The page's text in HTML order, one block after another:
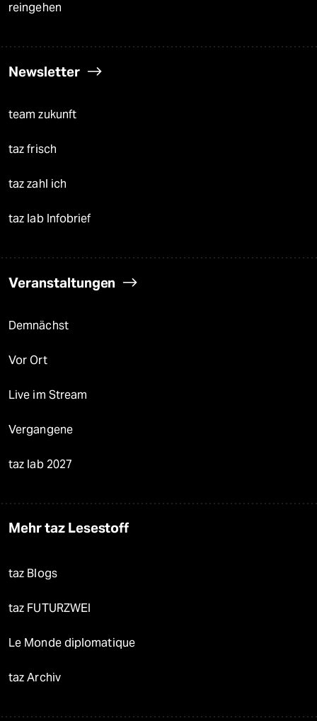
reingehen
Newsletter
team zukunft
taz frisch
taz zahl ich
taz lab Infobrief
Veranstaltungen
Demnächst
Vor Ort
Live im Stream
Vergangene
taz lab 2027
Mehr taz Lesestoff
taz Blogs
taz FUTURZWEI
Le Monde diplomatique
taz Archiv